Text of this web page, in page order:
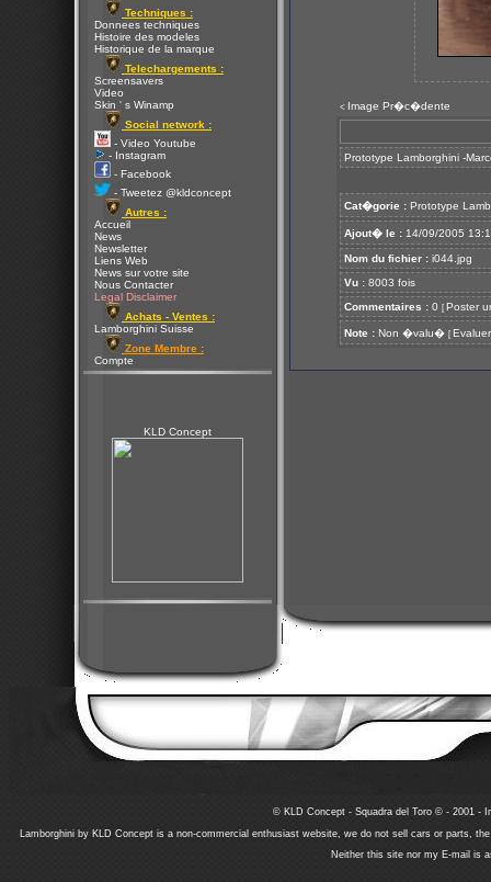
Techniques :
Donnees techniques
Histoire des modeles
Historique de la marque
Telechargements :
Screensavers
Video
Skin ' s Winamp
Social network :
- Video Youtube
- Instagram
- Facebook
- Tweetez @kldconcept
Autres :
Accueil
News
Newsletter
Liens Web
News sur votre site
Nous Contacter
Legal Disclaimer
Achats - Ventes :
Lamborghini Suisse
Zone Membre :
Compte
KLD Concept
< Image Pr�c�dente
Prototype Lamborghini -
Cat�gorie : Prototype
Ajout� le : 14/09/2005
Nom du fichier : i044.jpg
Vu : 8003 fois
Commentaires : 0 [ Poster
Note : Non �valu� [ Evaluer
© KLD Concept - Squadra del Toro © - 2001 -
Lamborghini by KLD Concept is a non-commercial enthusiast website, we do not sell cars or parts,
Neither this site nor my E-mail is